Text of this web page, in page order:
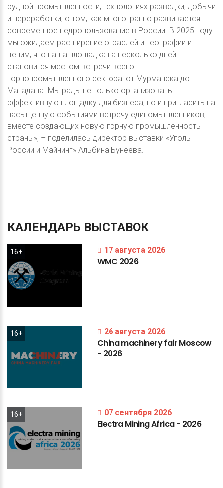
рудной промышленности, технологиях разведки, добычи
и переработки, о том, как многогранно развивается
современное недропользование в России. В 2025 году
мы ожидаем расширение отраслей и географии и
ценим, что наша площадка на несколько дней
становится местом встречи всего
горнопромышленного сектора: от Мурманска до
Магадана. Мы рады не только организовать
эффективную площадку для бизнеса, но и пригласить на
насыщенную событиями встречу единомышленников,
вместе создающих новую горную промышленность
страны», – поделилась директор выставки «Уголь
России и Майнинг» Альбина Бунеева.
КАЛЕНДАРЬ ВЫСТАВОК
16+ 17 августа 2026
WMC 2026
16+ 26 августа 2026
ChinamachineryfairMoscow
- 2026
16+ 07 сентября 2026
ElectraMiningAfrica- 2026